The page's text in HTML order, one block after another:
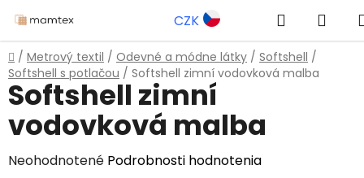
na
obsah
CZK Hľadať
Domov
/ Metrový textil / Odevné a módne látky / Softshell /
Softshell s potlačou / Softshell zimní vodovková malba
Softshell zimní
vodovková malba
Priemerné
Neohodnotené Podrobnosti hodnotenia